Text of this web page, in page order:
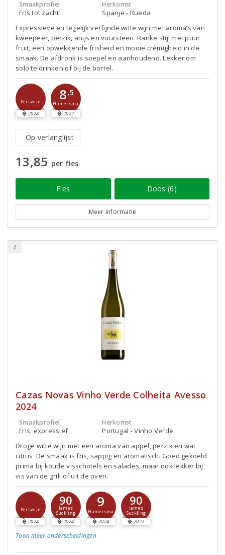
Smaakprofiel
Fris tot zacht
Herkomst
Spanje - Rueda
Expressieve en tegelijk verfijnde witte wijn met aroma’s van
kweepeer, perzik, anijs en vuursteen. Ranke stijl met puur
fruit, een opwekkende frisheid en mooie crèmigheid in de
smaak. De afdronk is soepel en aanhoudend. Lekker om
solo te drinken of bij de borrel.
Perswijn
2024
8,5
Hamersma
2022
Op verlanglijst
13,85 per fles
Fles Doos (6)
Meer informatie
7
Cazas Novas Vinho Verde Colheita Avesso
2024
Smaakprofiel
Fris, expressief
Herkomst
Portugal - Vinho Verde
Droge witte wijn met een aroma van appel, perzik en wat
citrus. De smaak is fris, sappig en aromatisch. Goed gekoeld
prima bij koude visschotels en salades, maar ook lekker bij
vis van de grill of uit de oven.
Perswijn
2024
90
James
Suckling
2024
9
Hamersma
2024
90
James
Suckling
2022
Toon meer onderscheidingen